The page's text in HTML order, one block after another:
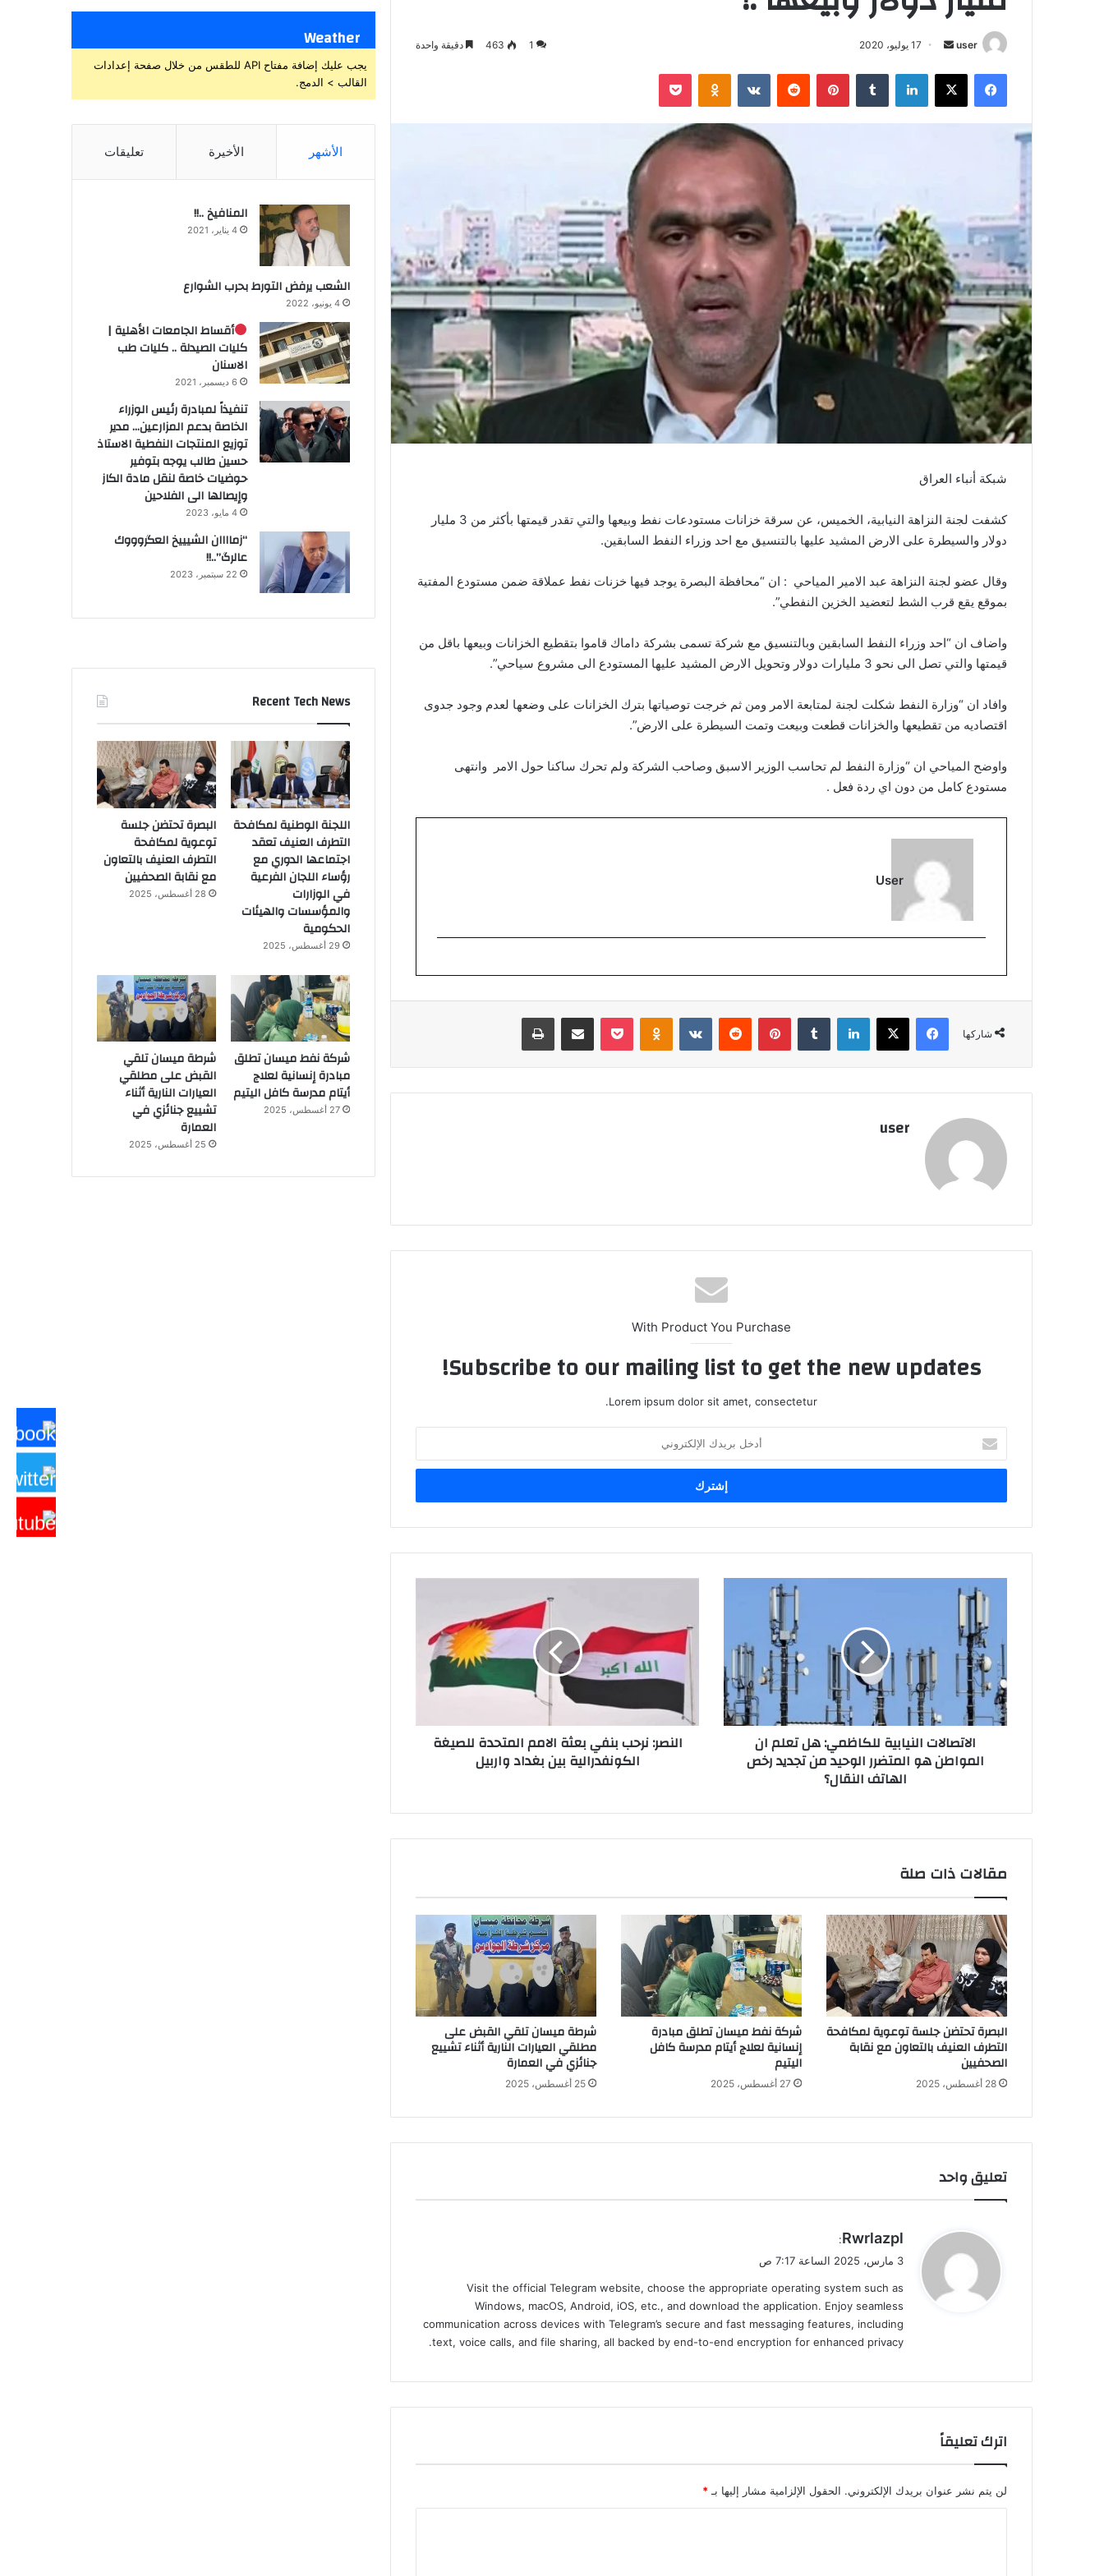
user
أرسل 17 يوليو، 2020 1
463 دقيقة واحدة
فيسبوك ‫X لينكدإن بينتيريست Odnoklassniki
‫Pocket
شبكة أنباء العراق
كشفت لجنة النزاهة النيابية، الخميس، عن سرقة خزانات مستودعات نفط وبيعها والتي تقدر قيمتها بأكثر من 3 مليار
دولار والسيطرة على الارض المشيد عليها بالتنسيق مع احد وزراء النفط السابقين.
وقال عضو لجنة النزاهة عبد الامير المياحي : ان “محافظة البصرة يوجد فيها خزنات نفط عملاقة ضمن مستودع المفتية
بموقع يقع قرب الشط لتعضيد الخزين النفطي”.
واضاف ان “احد وزراء النفط السابقين وبالتنسيق مع شركة تسمى بشركة داماك قاموا بتقطيع الخزانات وبيعها باقل من
قيمتها والتي تصل الى نحو 3 مليارات دولار وتحويل الارض المشيد عليها المستودع الى مشروع سياحي”.
وافاد ان “وزارة النفط شكلت لجنة لمتابعة الامر ومن ثم خرجت توصياتها بترك الخزانات على وضعها لعدم وجود جدوى
اقتصاديه من تقطيعها والخزانات قطعت وبيعت وتمت السيطرة على الارض”.
واوضح المياحي ان “وزارة النفط لم تحاسب الوزير الاسبق وصاحب الشركة ولم تحرك ساكنا حول الامر وانتهى
مستودع كامل من دون اي ردة فعل .
User
شاركها
فيسبوك ‫X لينكدإن بينتيريست Odnoklassniki
‫Pocket مشاركة عبر البريد طباعة
user
With Product You Purchase
Subscribe to our mailing list to get the new updates!
Lorem ipsum dolor sit amet, consectetur.
بريدك
الإلكتروني
الاتصالات
النيابية
للكاظمي:
تعلم
ان
المواطن
هو
المتضرر
الاتصالات النيابية للكاظمي: هل تعلم ان
المواطن هو المتضرر الوحيد من تجديد رخص
الهاتف النقال؟
بعثة
الامم
الكونفدرالية
بين
بغدادالنصر: نرحب بنفي بعثة الامم المتحدة للصيغة
الكونفدرالية بين بغداد واربيل
مقالات ذات صلة
البصرة تحتضن جلسة توعوية لمكافحة
التطرف العنيف بالتعاون مع نقابة
الصحفيين
28 أغسطس، 2025
شركة نفط ميسان تطلق مبادرة
إنسانية لعلاج أيتام مدرسة كافل
اليتيم
27 أغسطس، 2025
شرطة ميسان تلقي القبض على
مطلقي العيارات النارية أثناء تشييع
جنائزي في العمارة
25 أغسطس، 2025
تعليق واحد
ي
ق
ل
Rwrlazpl
:
3 مارس، 2025 الساعة 7:17 ص
Visit the official Telegram website, choose the appropriate operating system such as
Windows, macOS, Android, iOS, etc., and download the application. Enjoy seamless
communication across devices with Telegram’s secure and fast messaging features, including
text, voice calls, and file sharing, all backed by end-to-end encryption for enhanced privacy.
اترك تعليقاً
لن يتم نشر عنوان بريدك الإلكتروني. الحقول الإلزامية مشار إليها بـ*
Weather
يجب عليك إضافة مفتاح API للطقس من خلال صفحة إعدادات
القالب > الدمج.
الأشهر الأخيرة تعليقات
المنافيخ ..!!
4 يناير، 2021
الشعب يرفض التورط بحرب الشوارع
4 يونيو، 2022
أقساط الجامعات الأهلية |
كليات الصيدلة .. كليات طب
الاسنان
6 ديسمبر، 2021
تنفيذاً لمبادرة رئيس الوزراء
الخاصة بدعم المزارعين… مدير
توزيع المنتجات النفطية الاستاذ
حسين طالب يوجه بتوفير
حوضيات خاصة لنقل مادة الكاز
وإيصالها الى الفلاحين
4 مايو، 2023
“زماااان الشيييخ العگروووك
عالرگ”..!!
22 سبتمبر، 2023
Recent Tech News
اللجنة الوطنية لمكافحة
التطرف العنيف تعقد
اجتماعها الدوري مع
رؤساء اللجان الفرعية
في الوزارات
والمؤسسات والهيئات
الحكومية
29 أغسطس، 2025
البصرة تحتضن جلسة
توعوية لمكافحة
التطرف العنيف بالتعاون
مع نقابة الصحفيين
28 أغسطس، 2025
شركة نفط ميسان تطلق
مبادرة إنسانية لعلاج
أيتام مدرسة كافل اليتيم
27 أغسطس، 2025
شرطة ميسان تلقي
القبض على مطلقي
العيارات النارية أثناء
تشييع جنائزي في
العمارة
25 أغسطس، 2025